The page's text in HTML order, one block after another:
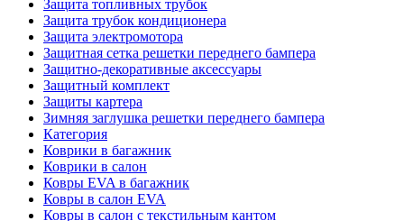
Защита топливных трубок
Защита трубок кондиционера
Защита электромотора
Защитная сетка решетки переднего бампера
Защитно-декоративные аксессуары
Защитный комплект
Защиты картера
Зимняя заглушка решетки переднего бампера
Категория
Коврики в багажник
Коврики в салон
Ковры EVA в багажник
Ковры в салон EVA
Ковры в салон с текстильным кантом